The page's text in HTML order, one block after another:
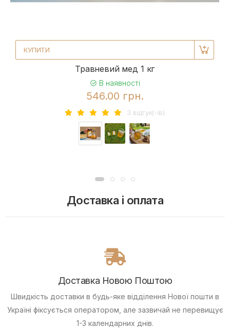
КУПИТИ
Травневий мед 1 кг
В наявності
546.00 грн.
3 вiдгук(-iв)
Доставка і оплата
Доставка Новою Поштою
Швидкість доставки в будь-яке відділення Нової пошти в
Україні фіксується оператором, але зазвичай не перевищує
1-3 календарних днів.